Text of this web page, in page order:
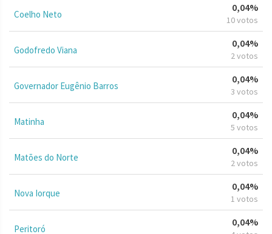
Coelho Neto
0,04%
10 votos
Godofredo Viana
0,04%
2 votos
Governador Eugênio Barros
0,04%
3 votos
Matinha
0,04%
5 votos
Matões do Norte
0,04%
2 votos
Nova Iorque
0,04%
1 votos
Peritoró
0,04%